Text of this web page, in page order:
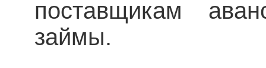
поставщикам
займы.